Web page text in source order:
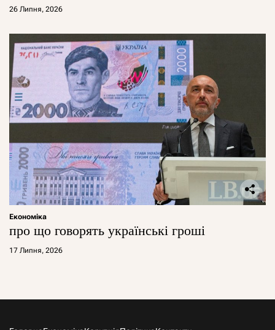
26 Липня, 2026
Економіка
про що говорять українські гроші
17 Липня, 2026